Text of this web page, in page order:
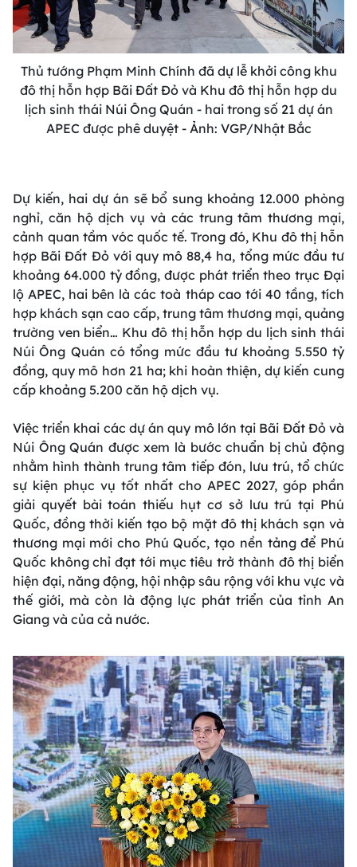
Thủ tướng Phạm Minh Chính đã dự lễ khởi công khu
đô thị hỗn hợp Bãi Đất Đỏ và Khu đô thị hỗn hợp du
lịch sinh thái Núi Ông Quán - hai trong số 21 dự án
APEC được phê duyệt - Ảnh: VGP/Nhật Bắc
Dự kiến, hai dự án sẽ bổ sung khoảng 12.000 phòng
nghỉ, căn hộ dịch vụ và các trung tâm thương mại,
cảnh quan tầm vóc quốc tế. Trong đó, Khu đô thị hỗn
hợp Bãi Đất Đỏ với quy mô 88,4 ha, tổng mức đầu tư
khoảng 64.000 tỷ đồng, được phát triển theo trục Đại
lộ APEC, hai bên là các toà tháp cao tới 40 tầng, tích
hợp khách sạn cao cấp, trung tâm thương mại, quảng
trường ven biển… Khu đô thị hỗn hợp du lịch sinh thái
Núi Ông Quán có tổng mức đầu tư khoảng 5.550 tỷ
đồng, quy mô hơn 21 ha; khi hoàn thiện, dự kiến cung
cấp khoảng 5.200 căn hộ dịch vụ.
Việc triển khai các dự án quy mô lớn tại Bãi Đất Đỏ và
Núi Ông Quán được xem là bước chuẩn bị chủ động
nhằm hình thành trung tâm tiếp đón, lưu trú, tổ chức
sự kiện phục vụ tốt nhất cho APEC 2027, góp phần
giải quyết bài toán thiếu hụt cơ sở lưu trú tại Phú
Quốc, đồng thời kiến tạo bộ mặt đô thị khách sạn và
thương mại mới cho Phú Quốc, tạo nền tảng để Phú
Quốc không chỉ đạt tới mục tiêu trở thành đô thị biển
hiện đại, năng động, hội nhập sâu rộng với khu vực và
thế giới, mà còn là động lực phát triển của tỉnh An
Giang và của cả nước.